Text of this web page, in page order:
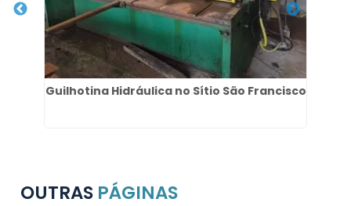
Guilhotina Hidráulica no Sítio São Francisco
OUTRAS PÁGINAS